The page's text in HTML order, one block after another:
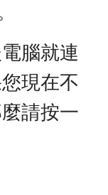
腦就連
現在不
請按一